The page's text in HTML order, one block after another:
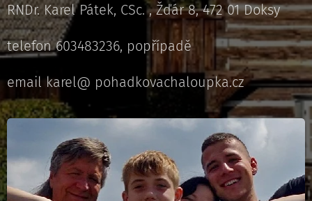
RNDr. Karel Pátek, CSc. , Žďár 8, 472 01 Doksy
telefon 603483236, popřípadě
email karel@ pohadkovachaloupka.cz